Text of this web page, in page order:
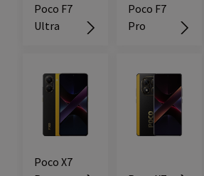
Poco F7
Ultra
Poco F7
Pro
Poco X7